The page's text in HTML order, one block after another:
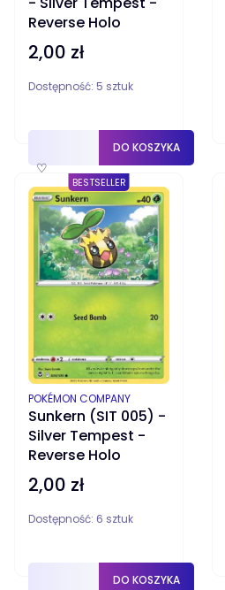
Reverse Holo
Cena
2,00 zł
Dostępność: 5 sztuk
♡
DO KOSZYKA
BESTSELLER
Sunkern (SIT 005) -
Silver Tempest -
Reverse Holo
PRODUCENT
POKÉMON COMPANY
Cena
2,00 zł
Dostępność: 6 sztuk
DO KOSZYKA